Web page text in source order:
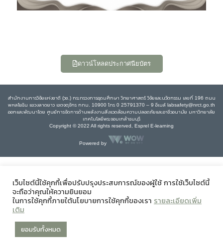
ดาวน์โหลดประกาศนียบัตร
สำนักงานการวิจัยแห่งชาติ (วช.) กระทรวงการอุดมศึกษา วิทยาศาสตร์ วิจัยและนวัตกรรม เลขที่ 196 ถนน
พหลโยธิน แขวงลาดยาว เขตจตุจักร กทม. 10900 โทร 0 25791370 – 9 อีเมล์ labsafety@nrct.go.th
ออกและพัฒนาโดย ศูนย์การจัดการด้านพลังงานสิ่งแวดล้อมความปลอดภัยและอาชีวอนามัย มหาวิทยาลัย
เทคโนโลยีพระจอมเกล้าธนบุรี
Copyright © 2022 All rights reserved, Esprel E-learning
Powered by
เว็บไซต์นี้ใช้คุกกี้เพื่อปรับปรุงประสบการณ์ของผู้ใช้ การใช้เว็บไซต์นี้
จะถือว่าคุณให้ความยินยอม
ในการใช้คุกกี้ภายใต้นโยบายการใช้คุกกี้ของเรา รายละเอียดเพิ่ม
เติม
ยอมรับทั้งหมด